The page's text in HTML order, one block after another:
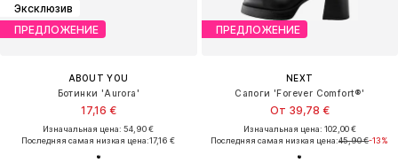
Эксклюзив
ПРЕДЛОЖЕНИЕ
ABOUT YOU
Ботинки 'Aurora'
17,16 €
Изначальная цена: 54,90 €
Последняя самая низкая цена:17,16 €
ПРЕДЛОЖЕНИЕ
NEXT
Сапоги 'Forever Comfort®'
От 39,78 €
Изначальная цена: 102,00 €
Последняя самая низкая цена:45,90 €-13%